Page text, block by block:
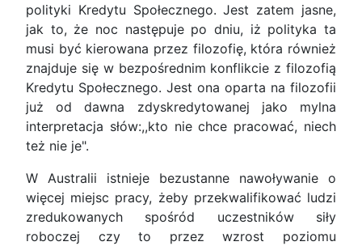
polityki Kredytu Społecznego. Jest zatem jasne,
jak to, że noc następuje po dniu, iż polityka ta
musi być kierowana przez filozofię, która również
znajduje się w bezpośrednim konflikcie z filozofią
Kredytu Społecznego. Jest ona oparta na filozofii
już od dawna zdyskredytowanej jako mylna
interpretacja słów:,,kto nie chce pracować, niech
też nie je".
W Australii istnieje bezustanne nawoływanie o
więcej miejsc pracy, żeby przekwalifikować ludzi
zredukowanych spośród uczestników siły
roboczej czy to przez wzrost poziomu